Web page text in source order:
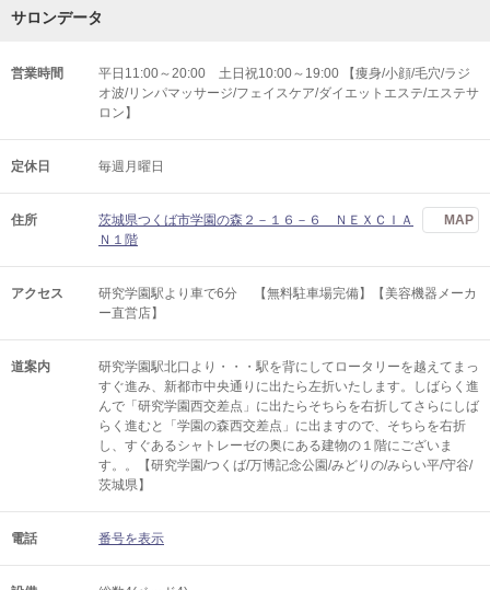
サロンデータ
営業時間
平日11:00～20:00 土日祝10:00～19:00 【痩身/小顔/毛穴/ラジ
オ波/リンパマッサージ/フェイスケア/ダイエットエステ/エステサ
ロン】
定休日 毎週月曜日
住所
茨城県つくば市学園の森２－１６－６ ＮＥＸＣＩＡ
Ｎ１階
MAP
アクセス
研究学園駅より車で6分 【無料駐車場完備】【美容機器メーカ
ー直営店】
道案内
研究学園駅北口より・・・駅を背にしてロータリーを越えてまっ
すぐ進み、新都市中央通りに出たら左折いたします。しばらく進
んで「研究学園西交差点」に出たらそちらを右折してさらにしば
らく進むと「学園の森西交差点」に出ますので、そちらを右折
し、すぐあるシャトレーゼの奥にある建物の１階にございま
す。。【研究学園/つくば/万博記念公園/みどりの/みらい平/守谷/
茨城県】
電話 番号を表示